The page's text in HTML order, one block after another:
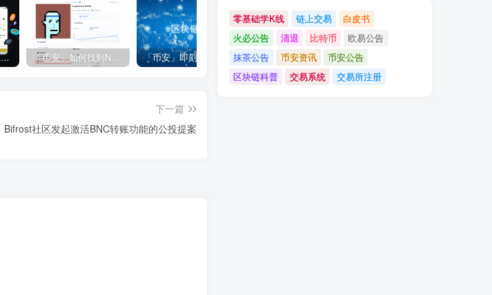
币安Web3钱包 – 社区常见问题答疑 「币安」如何找到NFT合约地址？ 「欧易OKX」关于支持BNB Smart Chain（BEP20）网络升级和硬分叉的公告
下一篇
Bifrost社区发起激活BNC转账功能的公投提案
零基础学K线 链上交易
白皮书
火必公告
清退 比特币
欧易公告
抹茶公告
币安资讯
币安公告
区块链科普
交易系统 交易所注册